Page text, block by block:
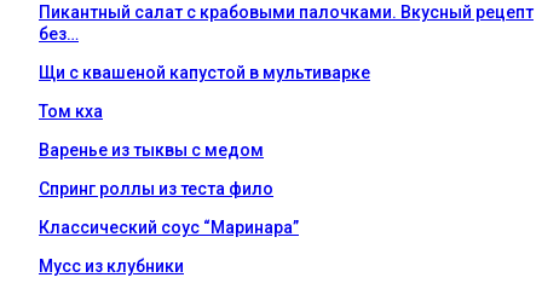
Пикантный салат с крабовыми палочками. Вкусный рецепт
без…
Щи с квашеной капустой в мультиварке
Том кха
Варенье из тыквы с медом
Спринг роллы из теста фило
Классический соус “Маринара”
Мусс из клубники